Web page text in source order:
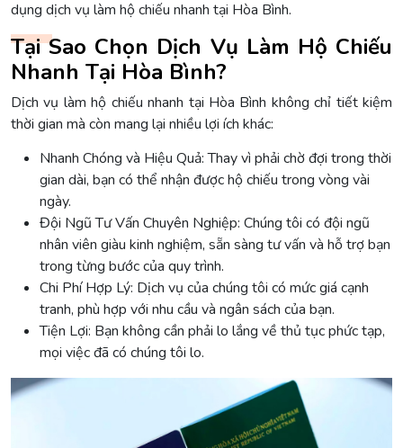
dụng dịch vụ làm hộ chiếu nhanh tại Hòa Bình.
Tại Sao Chọn Dịch Vụ Làm Hộ Chiếu
Nhanh Tại Hòa Bình?
Dịch vụ làm hộ chiếu nhanh tại Hòa Bình không chỉ tiết kiệm
thời gian mà còn mang lại nhiều lợi ích khác:
Nhanh Chóng và Hiệu Quả: Thay vì phải chờ đợi trong thời
gian dài, bạn có thể nhận được hộ chiếu trong vòng vài
ngày.
Đội Ngũ Tư Vấn Chuyên Nghiệp: Chúng tôi có đội ngũ
nhân viên giàu kinh nghiệm, sẵn sàng tư vấn và hỗ trợ bạn
trong từng bước của quy trình.
Chi Phí Hợp Lý: Dịch vụ của chúng tôi có mức giá cạnh
tranh, phù hợp với nhu cầu và ngân sách của bạn.
Tiện Lợi: Bạn không cần phải lo lắng về thủ tục phức tạp,
mọi việc đã có chúng tôi lo.